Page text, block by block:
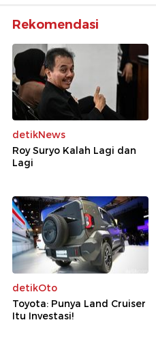
Rekomendasi
detikNews
Roy Suryo Kalah Lagi dan
Lagi
detikOto
Toyota: Punya Land Cruiser
Itu Investasi!